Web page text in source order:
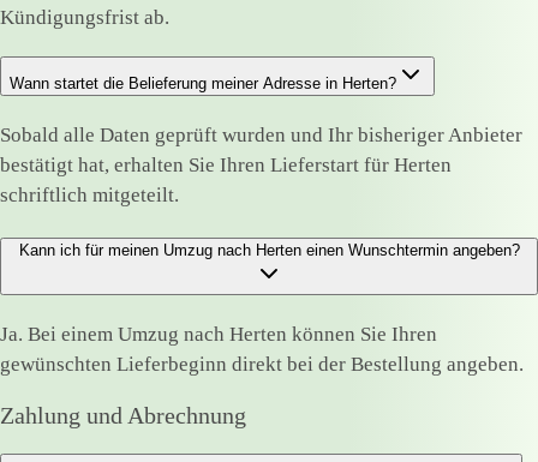
Kündigungsfrist ab.
Wann startet die Belieferung meiner Adresse in Herten?
Sobald alle Daten geprüft wurden und Ihr bisheriger Anbieter
bestätigt hat, erhalten Sie Ihren Lieferstart für Herten
schriftlich mitgeteilt.
Kann ich für meinen Umzug nach Herten einen Wunschtermin angeben?
Ja. Bei einem Umzug nach Herten können Sie Ihren
gewünschten Lieferbeginn direkt bei der Bestellung angeben.
Zahlung und Abrechnung